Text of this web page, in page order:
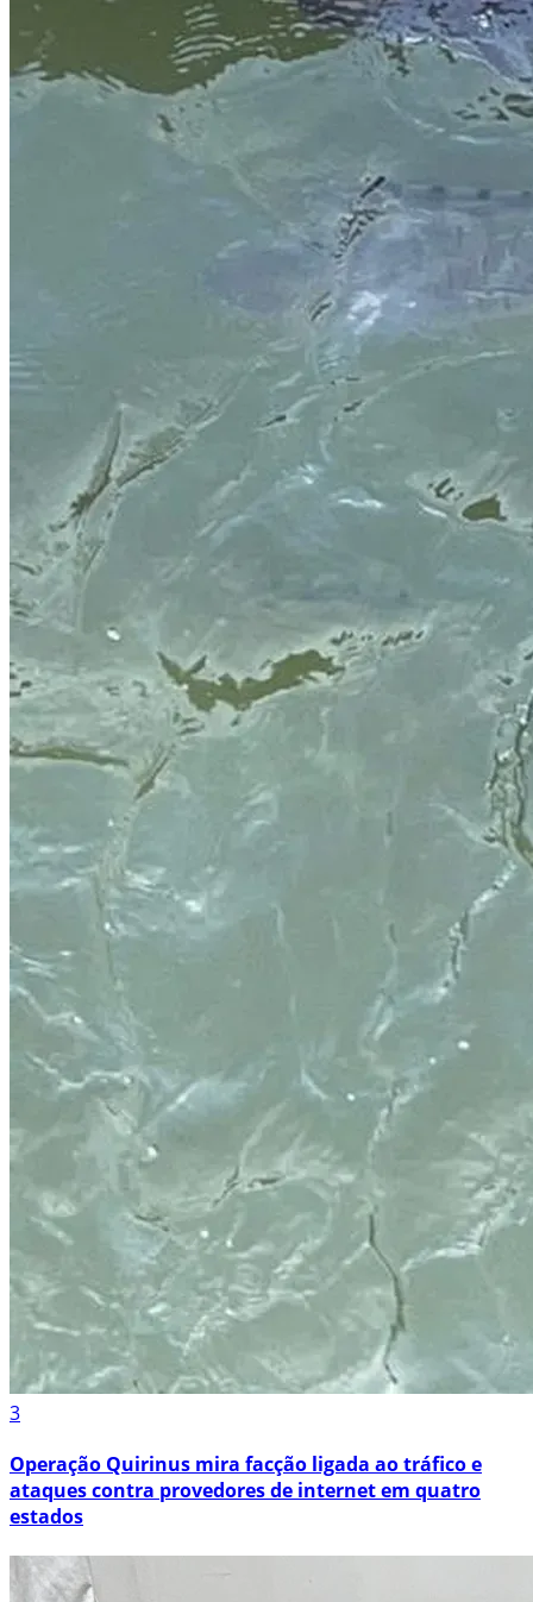
3
Operação Quirinus mira facção ligada ao tráfico e
ataques contra provedores de internet em quatro
estados